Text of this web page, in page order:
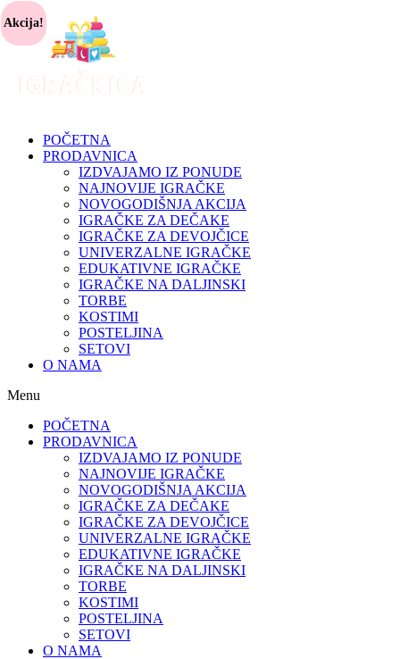
POČETNA
PRODAVNICA
IZDVAJAMO IZ PONUDE
NAJNOVIJE IGRAČKE
NOVOGODIŠNJA AKCIJA
IGRAČKE ZA DEČAKE
IGRAČKE ZA DEVOJČICE
UNIVERZALNE IGRAČKE
EDUKATIVNE IGRAČKE
IGRAČKE NA DALJINSKI
TORBE
KOSTIMI
POSTELJINA
SETOVI
O NAMA
Menu
POČETNA
PRODAVNICA
IZDVAJAMO IZ PONUDE
NAJNOVIJE IGRAČKE
NOVOGODIŠNJA AKCIJA
IGRAČKE ZA DEČAKE
IGRAČKE ZA DEVOJČICE
UNIVERZALNE IGRAČKE
EDUKATIVNE IGRAČKE
IGRAČKE NA DALJINSKI
TORBE
KOSTIMI
POSTELJINA
SETOVI
O NAMA
Akcija!